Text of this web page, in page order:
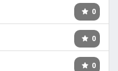
0
0
0